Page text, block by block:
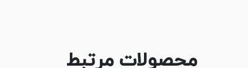
محصولات مرتبط